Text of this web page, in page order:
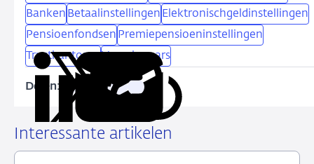
Banken Betaalinstellingen Elektronischgeldinstellingen
Pensioenfondsen Premiepensioeninstellingen
Trustkantoren
Verzekeraars
Delen:
Deel
LinkedIn
via
X
Deel
Facebook
Deel
e-
Kopieer
Interessante artikelen